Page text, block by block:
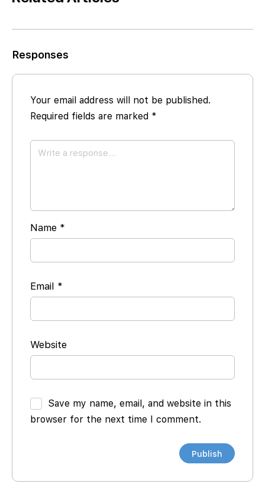
Responses
Your email address will not be published.
Required fields are marked *
Name *
Email *
Website
Save my name, email, and website in this
browser for the next time I comment.